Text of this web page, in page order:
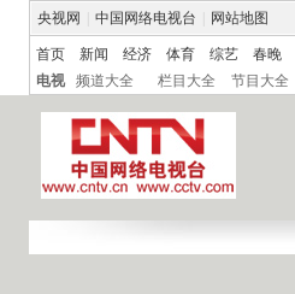
央视网 中国网络电视台 网站地图
首页 新闻 经济 体育 综艺 春晚
电视
频道大全 栏目大全 节目大全